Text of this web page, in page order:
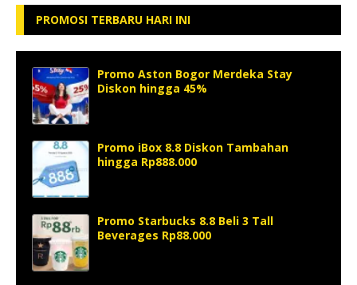
PROMOSI TERBARU HARI INI
Promo Aston Bogor Merdeka Stay
Diskon hingga 45%
Promo iBox 8.8 Diskon Tambahan
hingga Rp888.000
Promo Starbucks 8.8 Beli 3 Tall
Beverages Rp88.000